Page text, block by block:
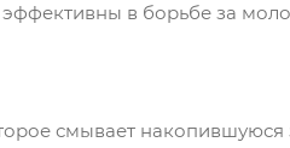
в борьбе за
смывает накопившуюся